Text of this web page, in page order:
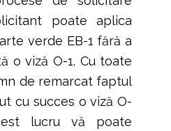
poate aplica
verde EB-1 fără a
o viză O-1. Cu toate
de remarcat faptul
cu succes o viză O-
lucru vă poate